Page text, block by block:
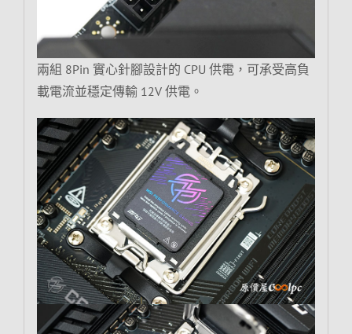
兩組 8Pin 實心針腳設計的 CPU 供電，可承受高負
載電流並穩定傳輸 12V 供電。